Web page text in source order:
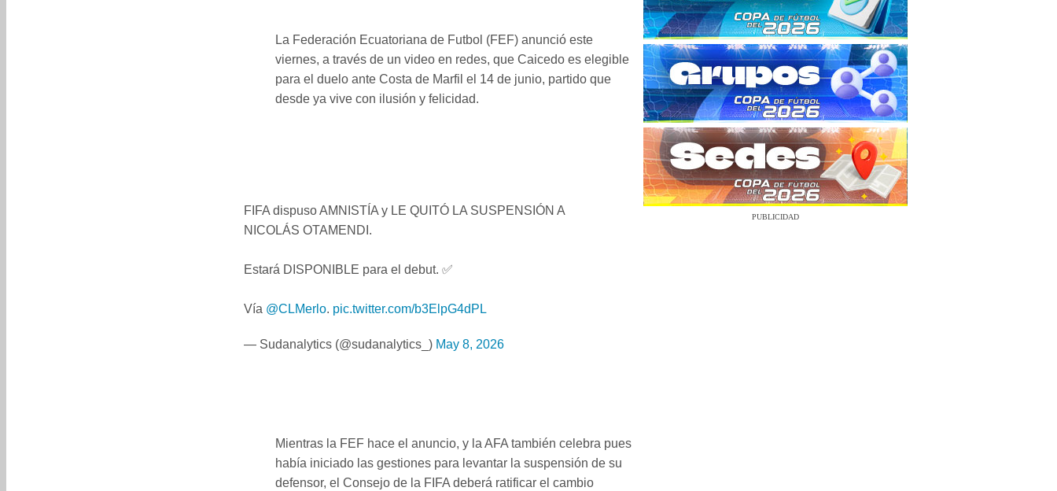
La Federación Ecuatoriana de Futbol (FEF) anunció este
viernes, a través de un video en redes, que Caicedo es elegible
para el duelo ante Costa de Marfil el 14 de junio, partido que
desde ya vive con ilusión y felicidad.
FIFA dispuso AMNISTÍA y LE QUITÓ LA SUSPENSIÓN A
NICOLÁS OTAMENDI.
Estará DISPONIBLE para el debut. ✅
Vía @CLMerlo. pic.twitter.com/b3ElpG4dPL
— Sudanalytics (@sudanalytics_) May 8, 2026
Mientras la FEF hace el anuncio, y la AFA también celebra pues
había iniciado las gestiones para levantar la suspensión de su
defensor, el Consejo de la FIFA deberá ratificar el cambio
PUBLICIDAD